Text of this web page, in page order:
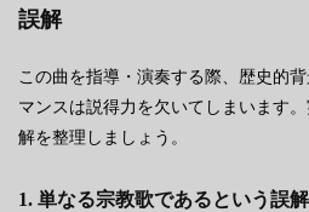
誤解
この曲を指導・演奏する際、歴史的
マンスは説得力を欠いてしまいます
解を整理しましょう。
1. 単なる宗教歌であるという誤解